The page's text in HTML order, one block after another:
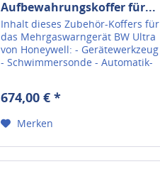
Aufbewahrungskoffer für...
Inhalt dieses Zubehör-Koffers für
das Mehrgaswarngerät BW Ultra
von Honeywell: - Gerätewerkzeug
- Schwimmersonde - Automatik-
674,00 € *
Merken